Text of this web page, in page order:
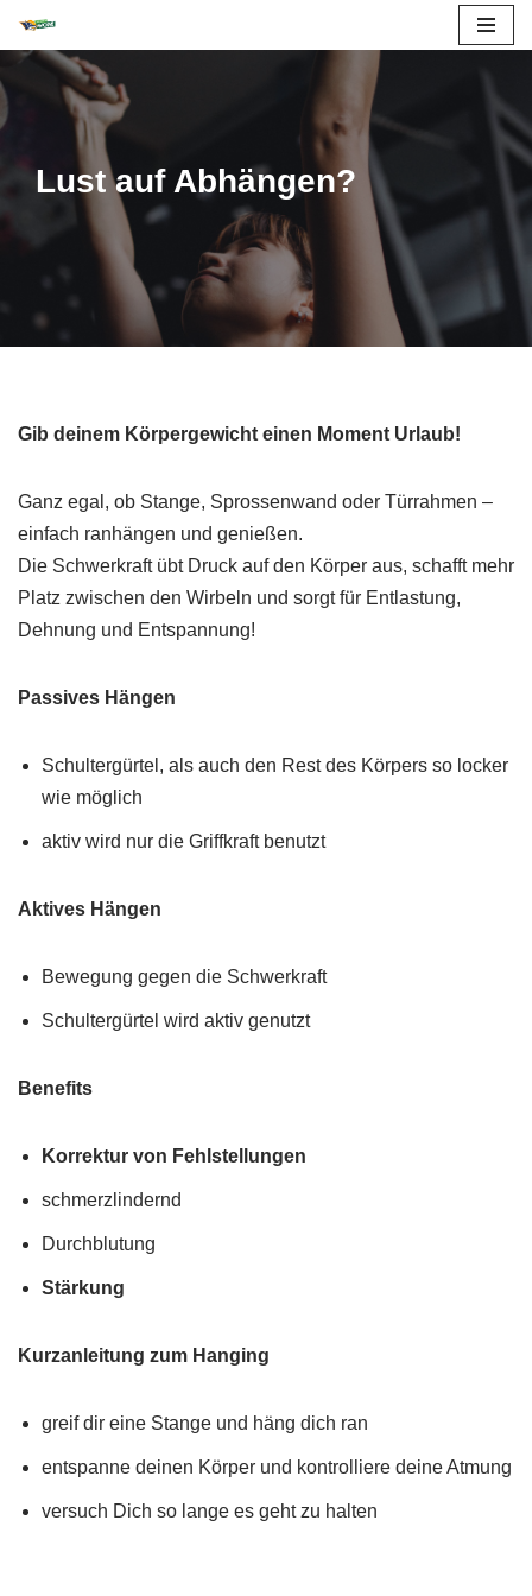
Zum
Inhalt
springen
Lust auf Abhängen?
Gib deinem Körpergewicht einen Moment Urlaub!
Ganz egal, ob Stange, Sprossenwand oder Türrahmen –
einfach ranhängen und genießen.
Die Schwerkraft übt Druck auf den Körper aus, schafft mehr
Platz zwischen den Wirbeln und sorgt für Entlastung,
Dehnung und Entspannung!
Passives Hängen
Schultergürtel, als auch den Rest des Körpers so locker
wie möglich
aktiv wird nur die Griffkraft benutzt
Aktives Hängen
Bewegung gegen die Schwerkraft
Schultergürtel wird aktiv genutzt
Benefits
Korrektur von Fehlstellungen
schmerzlindernd
Durchblutung
Stärkung
Kurzanleitung zum Hanging
greif dir eine Stange und häng dich ran
entspanne deinen Körper und kontrolliere deine Atmung
versuch Dich so lange es geht zu halten